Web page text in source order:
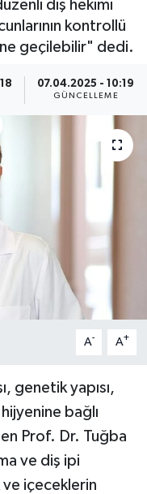
diş hekimi
kontrollü
geçilebilir" dedi.
07.04.2025 - 10:19
GÜNCELLEME
A- A+
genetik yapısı,
hijyenine bağlı
Prof. Dr. Tuğba
ve diş ipi
ve içeceklerin